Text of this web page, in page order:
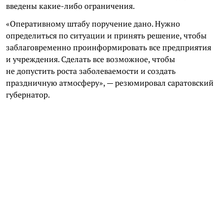
введены какие-либо ограничения.
«Оперативному штабу поручение дано. Нужно
определиться по ситуации и принять решение, чтобы
заблаговременно проинформировать все предприятия
и учреждения. Сделать все возможное, чтобы
не допустить роста заболеваемости и создать
праздничную атмосферу», — резюмировал саратовский
губернатор.